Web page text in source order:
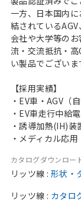
一方、日本国内
結されている
会社や大学等の
流・交流抵抗・
い製品でございま
【採用実績】
・EV車・AGV（
・EV車走行中給
・誘導加熱(IH)装
・メディカル応用
カタログダウンロー
リッツ線 : 形状・
リッツ線 : カタロ